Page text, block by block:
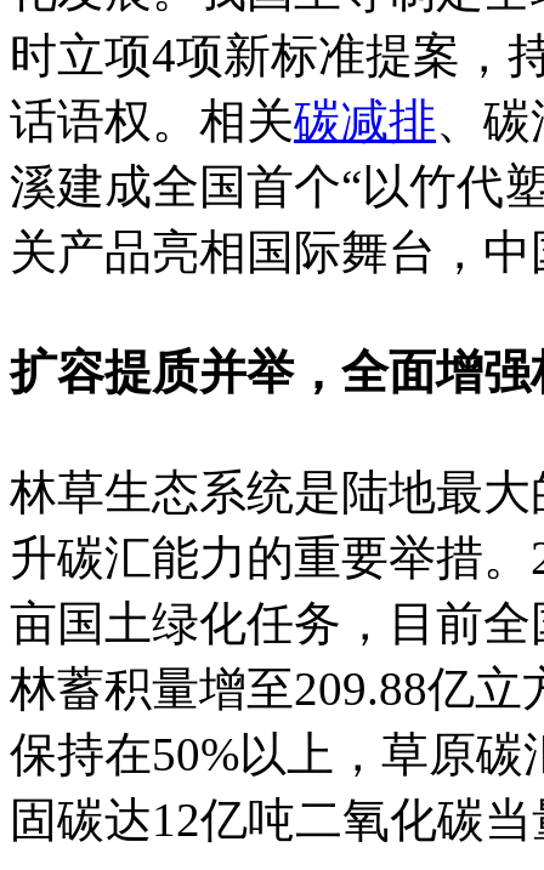
时立项4项新标准提案，
话语权。相关碳减排、
溪建成全国首个“以竹代
关产品亮相国际舞台，
扩容提质并举，全面增
林草生态系统是陆地最
升碳汇能力的重要举措
亩国土绿化任务，目前
林蓄积量增至209.88亿
保持在50%以上，草原
固碳达12亿吨二氧化碳